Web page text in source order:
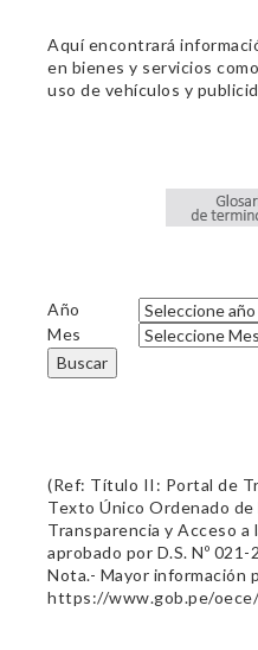
Aquí encontrará
en bienes y servicios
uso de vehículos y
Año
Mes
Buscar
(Ref: Título II: Portal de
Texto Único Ordenado de
Transparencia y Acceso a
aprobado por D.S. Nº 021-
Nota.- Mayor información
https://www.gob.pe/oece/